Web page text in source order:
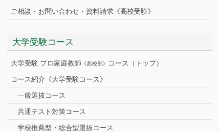
ご相談・お問い合わせ・資料請求《高校受験》
大学受験コース
大学受験 プロ家庭教師 《高校部》 コース（トップ）
コース紹介《大学受験コース》
一般選抜コース
共通テスト対策コース
学校推薦型・総合型選抜コース